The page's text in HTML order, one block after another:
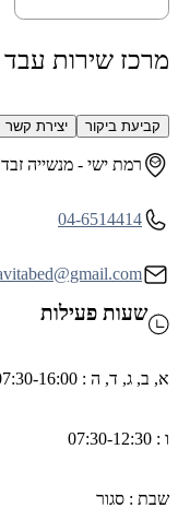
שירות עבד
קביעת ביקור יצירת קשר
רמת ישי - מנשייה זבדה
04-6514414
שעות פעילות
ג, ד, ה : 07:30-16:00
: סגור